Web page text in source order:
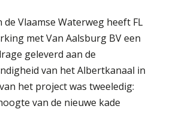
Vlaamse Waterweg heeft FL
met Van Aalsburg BV een
geleverd aan de
van het Albertkanaal in
het project was tweeledig:
van de nieuwe kade